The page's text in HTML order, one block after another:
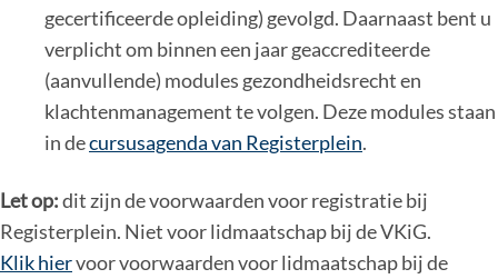
gecertificeerde opleiding) gevolgd. Daarnaast bent u
verplicht om binnen een jaar geaccrediteerde
(aanvullende) modules gezondheidsrecht en
klachtenmanagement te volgen. Deze modules staan
in decursusagenda van Registerplein.
Let op:dit zijn de voorwaarden voor registratie bij
Registerplein. Niet voor lidmaatschap bij de VKiG.
Klik hiervoor voorwaarden voor lidmaatschap bij de